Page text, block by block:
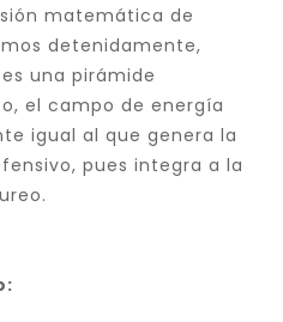
matemática de
detenidamente,
una pirámide
el campo de energía
igual al que genera la
pues integra a la